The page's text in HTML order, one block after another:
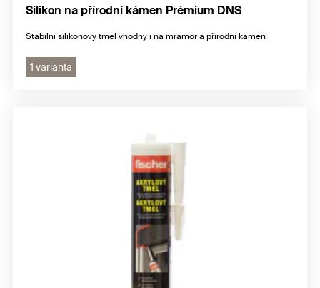
Silikon na přírodní kámen Prémium DNS
Stabilní silikonový tmel vhodný i na mramor a přírodní kámen
1 varianta